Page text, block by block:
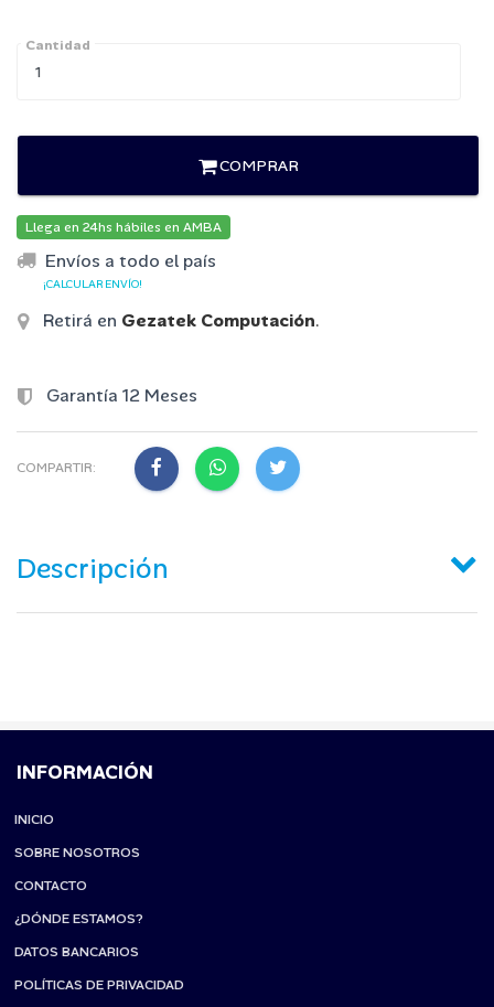
Cantidad
COMPRAR
Llega en 24hs hábiles en AMBA
Envíos a todo el país
¡CALCULAR ENVÍO!
Retirá en Gezatek Computación.
Garantía 12 Meses
COMPARTIR:
Descripción
INFORMACIÓN
INICIO
SOBRE NOSOTROS
CONTACTO
¿DÓNDE ESTAMOS?
DATOS BANCARIOS
POLÍTICAS DE PRIVACIDAD